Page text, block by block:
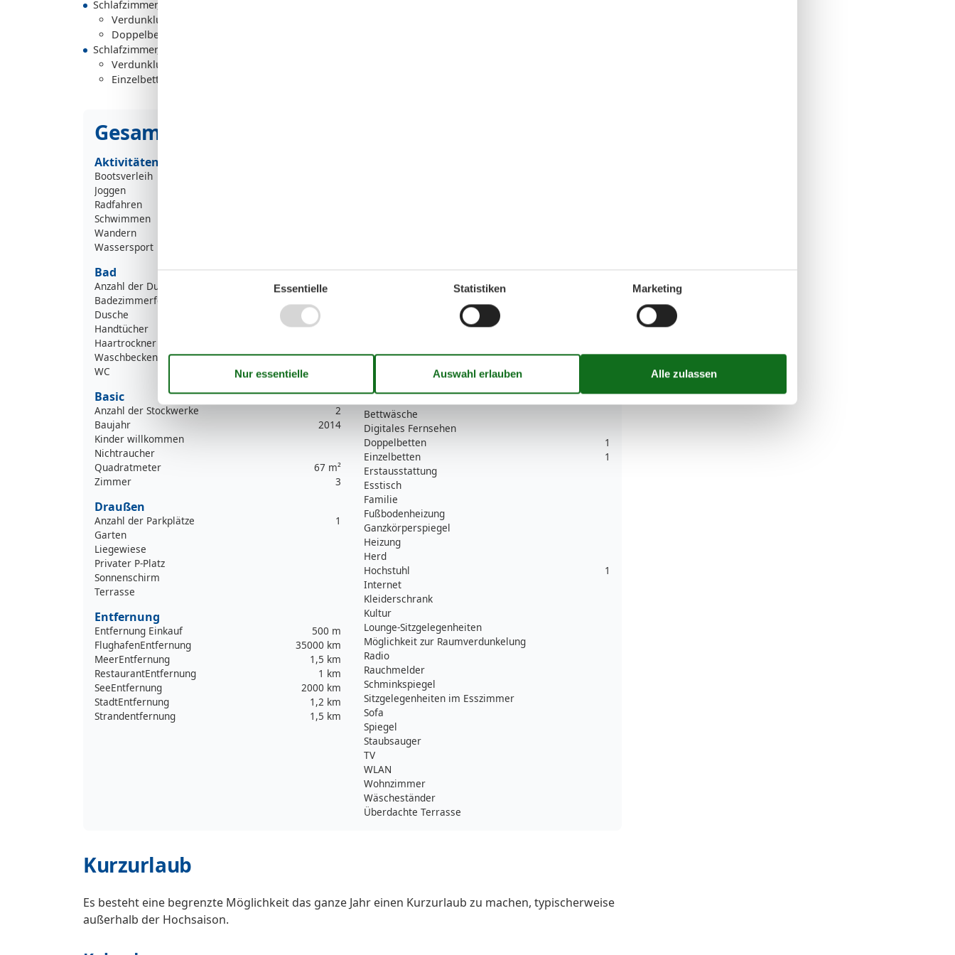
Schlafzimmer, 2 Personen
Verdunklungsvorhänge, Kleiderschrank
Doppelbett
Schlafzimmer, 1 Person
Verdunklungsvorhänge, Kleiderschrank
Einzelbett
Gesamte Ausstattung
Aktivitäten
Bootsverleih
Joggen
Radfahren
Schwimmen
Wandern
Wassersport
Bad
Anzahl der Duschen
Badezimmerfenster
Dusche
Handtücher
Haartrockner
Waschbecken
WC
Basic
Anzahl der Stockwerke
2
Baujahr
2014
Kinder willkommen
Nichtraucher
Quadratmeter
67 m²
Zimmer
3
Draußen
Anzahl der Parkplätze
1
Garten
Liegewiese
Privater P-Platz
Sonnenschirm
Terrasse
Entfernung
Entfernung Einkauf
500 m
FlughafenEntfernung
35000 km
MeerEntfernung
1,5 km
RestaurantEntfernung
1 km
SeeEntfernung
2000 km
StadtEntfernung
1,2 km
Strandentfernung
1,5 km
Anrichte
Anzahl der Fernseher
Bettwäsche
Digitales Fernsehen
Doppelbetten
1
Einzelbetten
1
Erstausstattung
Esstisch
Familie
Fußbodenheizung
Ganzkörperspiegel
Heizung
Herd
Hochstuhl
1
Internet
Kleiderschrank
Kultur
Lounge-Sitzgelegenheiten
Möglichkeit zur Raumverdunkelung
Radio
Rauchmelder
Schminkspiegel
Sitzgelegenheiten im Esszimmer
Sofa
Spiegel
Staubsauger
TV
WLAN
Wohnzimmer
Wäscheständer
Überdachte Terrasse
Kurzurlaub
Es besteht eine begrenzte Möglichkeit das ganze Jahr einen Kurzurlaub zu machen, typischerweise
außerhalb der Hochsaison.
Essentielle Statistiken Marketing